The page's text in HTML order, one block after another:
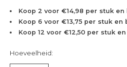
Koop 2 voor €14,98 per stuk en
Koop 6 voor €13,75 per stuk en
Koop 12 voor €12,50 per stuk
Hoeveelheid: